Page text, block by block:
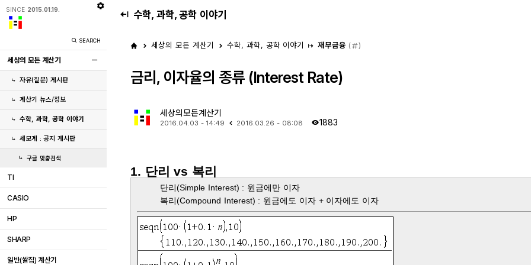
SINCE 2015.01.19.
SEARCH
세상의 모든 계산기
자유(질문) 게시판
계산기 뉴스/정보
수학, 과학, 공학 이야기
세모계 : 공지 게시판
구글 맞춤검색
TI
CASIO
HP
SHARP
일반(쌀집) 계산기
수학, 과학, 공학 이야기
세상의 모든 계산기 수학, 과학, 공학 이야기 재무금융 ( )
금리, 이자율의 종류 (Interest Rate)
세상의모든계산기
2016.04.03 - 14:49 2016.03.26 - 08:08 1883
1. 단리 vs 복리
단리(Simple Interest) : 원금에만 이자
복리(Compound Interest) : 원금에도 이자 + 이자에도 이자